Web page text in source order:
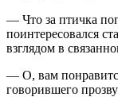
— Что за птичка
поинтересовался
взглядом в
— О, вам
говорившего